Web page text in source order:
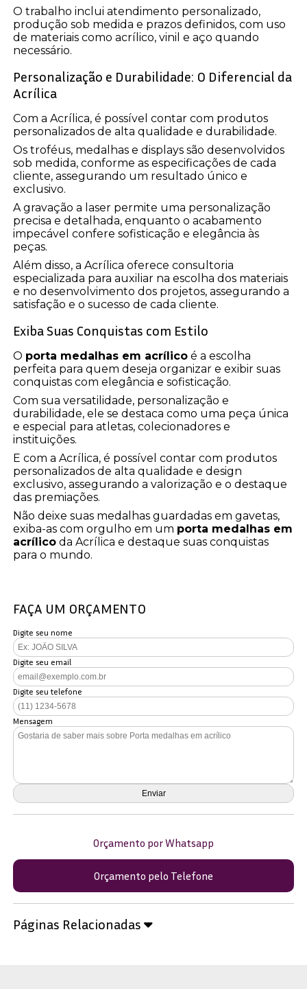
O trabalho inclui atendimento personalizado,
produção sob medida e prazos definidos, com uso
de materiais como acrílico, vinil e aço quando
necessário.
Personalização e Durabilidade: O Diferencial da
Acrílica
Com a Acrílica, é possível contar com produtos
personalizados de alta qualidade e durabilidade.
Os troféus, medalhas e displays são desenvolvidos
sob medida, conforme as especificações de cada
cliente, assegurando um resultado único e
exclusivo.
A gravação a laser permite uma personalização
precisa e detalhada, enquanto o acabamento
impecável confere sofisticação e elegância às
peças.
Além disso, a Acrílica oferece consultoria
especializada para auxiliar na escolha dos materiais
e no desenvolvimento dos projetos, assegurando a
satisfação e o sucesso de cada cliente.
Exiba Suas Conquistas com Estilo
O porta medalhas em acrílico é a escolha
perfeita para quem deseja organizar e exibir suas
conquistas com elegância e sofisticação.
Com sua versatilidade, personalização e
durabilidade, ele se destaca como uma peça única
e especial para atletas, colecionadores e
instituições.
E com a Acrílica, é possível contar com produtos
personalizados de alta qualidade e design
exclusivo, assegurando a valorização e o destaque
das premiações.
Não deixe suas medalhas guardadas em gavetas,
exiba-as com orgulho em um porta medalhas em
acrílico da Acrílica e destaque suas conquistas
para o mundo.
FAÇA UM ORÇAMENTO
Digite seu nome
Digite seu email
Digite seu telefone
Mensagem
Orçamento por Whatsapp
Orçamento pelo Telefone
Páginas Relacionadas